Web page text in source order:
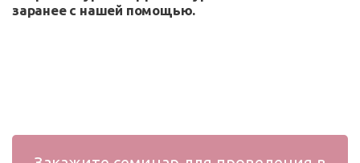
заранее с нашей помощью.